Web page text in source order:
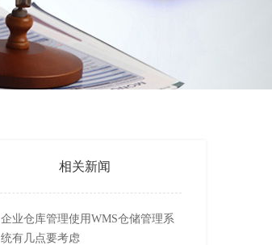
相关新闻
企业仓库管理使用WMS仓储管理系
统有几点要考虑